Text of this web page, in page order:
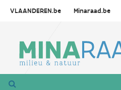
VLAANDEREN.be Minaraad.be